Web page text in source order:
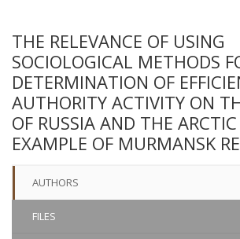
THE RELEVANCE OF USING
SOCIOLOGICAL METHODS
DETERMINATION OF
AUTHORITY ACTIVITY ON
OF RUSSIA AND THE
EXAMPLE OF MURMANSK
AUTHORS
FILES